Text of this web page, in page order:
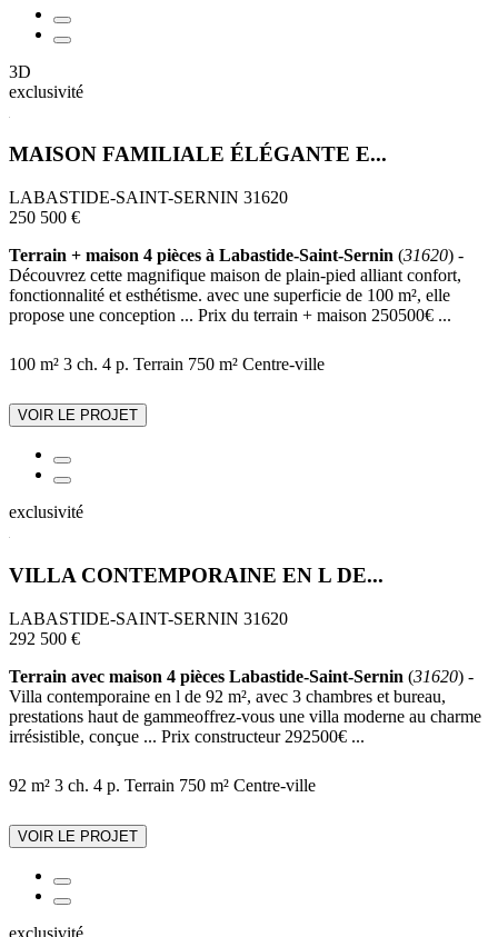
3D
exclusivité
MAISON FAMILIALE ÉLÉGANTE E...
LABASTIDE-SAINT-SERNIN 31620
250 500 €
Terrain + maison 4 pièces à Labastide-Saint-Sernin (31620) -
Découvrez cette magnifique maison de plain-pied alliant confort,
fonctionnalité et esthétisme. avec une superficie de 100 m², elle
propose une conception ... Prix du terrain + maison 250500€ ...
100 m² 3 ch. 4 p. Terrain 750 m² Centre-ville
VOIR LE PROJET
exclusivité
VILLA CONTEMPORAINE EN L DE...
LABASTIDE-SAINT-SERNIN 31620
292 500 €
Terrain avec maison 4 pièces Labastide-Saint-Sernin (31620) -
Villa contemporaine en l de 92 m², avec 3 chambres et bureau,
prestations haut de gammeoffrez-vous une villa moderne au charme
irrésistible, conçue ... Prix constructeur 292500€ ...
92 m² 3 ch. 4 p. Terrain 750 m² Centre-ville
VOIR LE PROJET
exclusivité